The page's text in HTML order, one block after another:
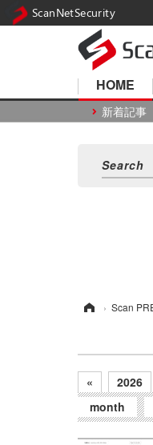
HOME
新着記事
› Scan
« 2026
month
ScanNetSecurity